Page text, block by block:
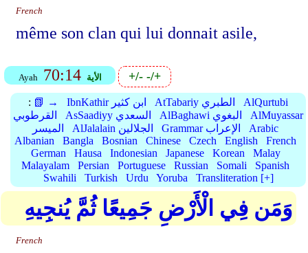
French
même son clan qui lui donnait asile,
Ayah 70:14 الأية +/--/+
: 📗 → IbnKathir ابن كثير AtTabariy الطبري
AlQurtubi
القرطوبي
AsSaadiyy السعدي AlBaghawi البغوي
AlMuyassar
الميسر
AlJalalain الجلالين Grammar الإعراب
Arabic
Albanian
Bangla Bosnian Chinese Czech English
French
German
Hausa Indonesian Japanese Korean
Malay
Malayalam
Persian Portuguese Russian Somali
Spanish
Swahili
Turkish Urdu Yoruba Transliteration [+]
وَمَن فِي الْأَرْضِ جَمِيعًا ثُمَّ يُنجِيهِ
French